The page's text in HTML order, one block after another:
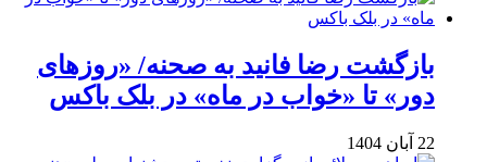
بازگشت رضا فانید به صحنه/ «روزهای
دور» تا «خواب در ماه» در بلک باکس
22 آبان 1404